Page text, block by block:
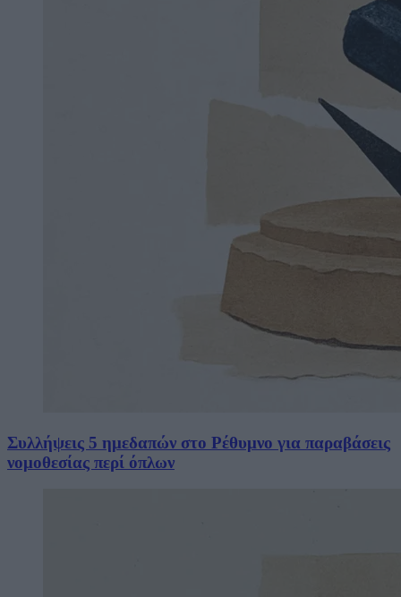
Συλλήψεις 5 ημεδαπών στο Ρέθυμνο για παραβάσεις
νομοθεσίας περί όπλων